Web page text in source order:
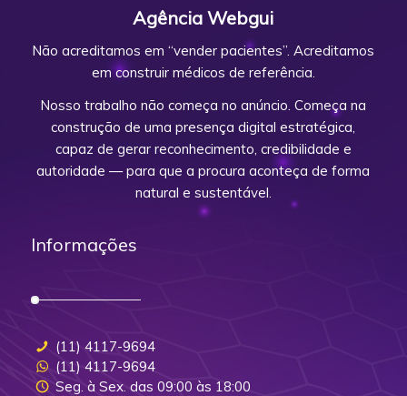
Agência Webgui
Não acreditamos em “vender pacientes”. Acreditamos
em construir médicos de referência.
Nosso trabalho não começa no anúncio. Começa na
construção de uma presença digital estratégica,
capaz de gerar reconhecimento, credibilidade e
autoridade — para que a procura aconteça de forma
natural e sustentável.
Informações
(11) 4117-9694
(11) 4117-9694
Seg. à Sex. das 09:00 às 18:00